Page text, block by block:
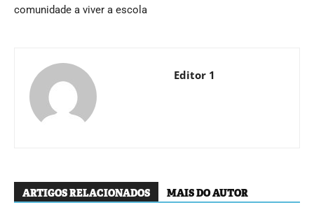
comunidade a viver a escola
Editor 1
ARTIGOS RELACIONADOS MAIS DO AUTOR